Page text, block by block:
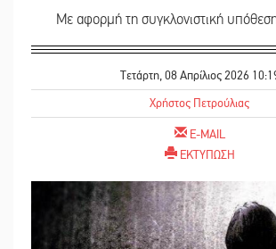
Με αφορμή τη συγκλονιστική
Τετάρτη, 08 Απρίλιος 2026
Χρήστος Πετρούλιας
E-MAIL
ΕΚΤΥΠΩΣΗ